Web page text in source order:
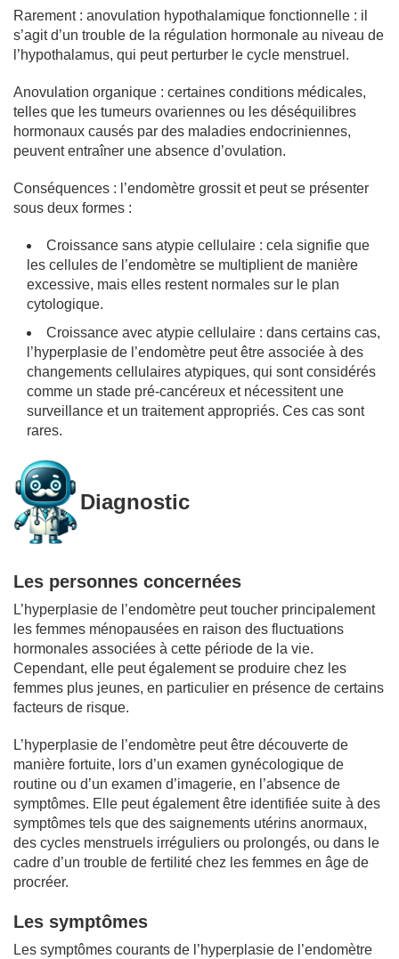
Rarement : anovulation hypothalamique fonctionnelle : il
s’agit d’un trouble de la régulation hormonale au niveau de
l’hypothalamus, qui peut perturber le cycle menstruel.
Anovulation organique : certaines conditions médicales,
telles que les tumeurs ovariennes ou les déséquilibres
hormonaux causés par des maladies endocriniennes,
peuvent entraîner une absence d’ovulation.
Conséquences : l’endomètre grossit et peut se présenter
sous deux formes :
Croissance sans atypie cellulaire : cela signifie que
les cellules de l’endomètre se multiplient de manière
excessive, mais elles restent normales sur le plan
cytologique.
Croissance avec atypie cellulaire : dans certains cas,
l’hyperplasie de l’endomètre peut être associée à des
changements cellulaires atypiques, qui sont considérés
comme un stade pré-cancéreux et nécessitent une
surveillance et un traitement appropriés. Ces cas sont
rares.
Diagnostic
Les personnes concernées
L’hyperplasie de l’endomètre peut toucher principalement
les femmes ménopausées en raison des fluctuations
hormonales associées à cette période de la vie.
Cependant, elle peut également se produire chez les
femmes plus jeunes, en particulier en présence de certains
facteurs de risque.
L’hyperplasie de l’endomètre peut être découverte de
manière fortuite, lors d’un examen gynécologique de
routine ou d’un examen d’imagerie, en l’absence de
symptômes. Elle peut également être identifiée suite à des
symptômes tels que des saignements utérins anormaux,
des cycles menstruels irréguliers ou prolongés, ou dans le
cadre d’un trouble de fertilité chez les femmes en âge de
procréer.
Les symptômes
Les symptômes courants de l’hyperplasie de l’endomètre